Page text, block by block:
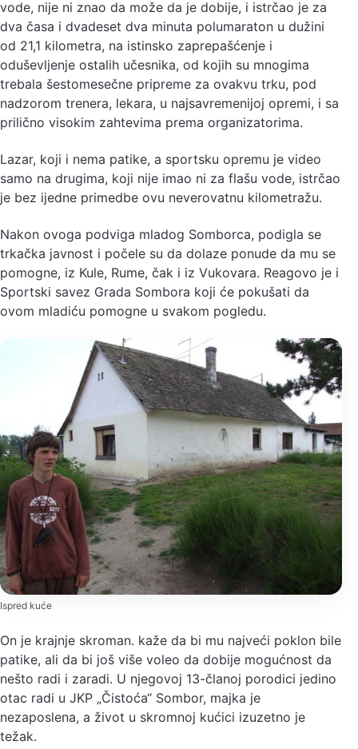
vode, nije ni znao da može da je dobije, i istrčao je za
dva časa i dvadeset dva minuta polumaraton u dužini
od 21,1 kilometra, na istinsko zaprepašćenje i
oduševljenje ostalih učesnika, od kojih su mnogima
trebala šestomesečne pripreme za ovakvu trku, pod
nadzorom trenera, lekara, u najsavremenijoj opremi, i sa
prilično visokim zahtevima prema organizatorima.
Lazar, koji i nema patike, a sportsku opremu je video
samo na drugima, koji nije imao ni za flašu vode, istrčao
je bez ijedne primedbe ovu neverovatnu kilometražu.
Nakon ovoga podviga mladog Somborca, podigla se
trkačka javnost i počele su da dolaze ponude da mu se
pomogne, iz Kule, Rume, čak i iz Vukovara. Reagovo je i
Sportski savez Grada Sombora koji će pokušati da
ovom mladiću pomogne u svakom pogledu.
Ispred kuće
On je krajnje skroman. kaže da bi mu najveći poklon bile
patike, ali da bi još više voleo da dobije mogućnost da
nešto radi i zaradi. U njegovoj 13-članoj porodici jedino
otac radi u JKP „Čistoća“ Sombor, majka je
nezaposlena, a život u skromnoj kućici izuzetno je
težak.